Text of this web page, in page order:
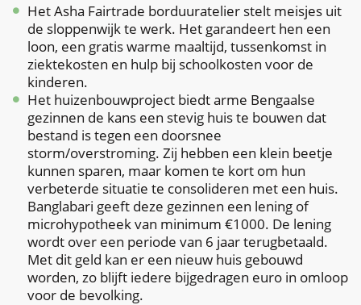
Het Asha Fairtrade borduuratelier stelt meisjes uit
de sloppenwijk te werk. Het garandeert hen een
loon, een gratis warme maaltijd, tussenkomst in
ziektekosten en hulp bij schoolkosten voor de
kinderen.
Het huizenbouwproject biedt arme Bengaalse
gezinnen de kans een stevig huis te bouwen dat
bestand is tegen een doorsnee
storm/overstroming. Zij hebben een klein beetje
kunnen sparen, maar komen te kort om hun
verbeterde situatie te consolideren met een huis.
Banglabari geeft deze gezinnen een lening of
microhypotheek van minimum €1000. De lening
wordt over een periode van 6 jaar terugbetaald.
Met dit geld kan er een nieuw huis gebouwd
worden, zo blijft iedere bijgedragen euro in omloop
voor de bevolking.